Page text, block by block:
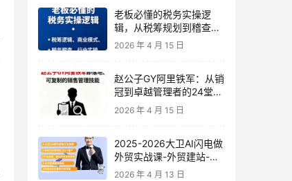
老板必懂的税务实操逻
辑，从税筹规划到稽查应
对，为企业稳健增长保驾
2026 年 4 月 15 日
赵公子GY阿里铁军：从销
冠到卓越管理者的24堂实
战课
2026 年 4 月 15 日
2025-2026大卫AI闪电做
外贸实战课-外贸建站-开
发客户-内容营销-从0到3
2026 年 4 月 13 日